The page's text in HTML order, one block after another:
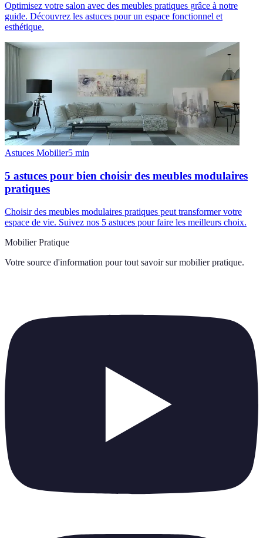
Optimisez votre salon avec des meubles pratiques grâce à notre
guide. Découvrez les astuces pour un espace fonctionnel et
esthétique.
Astuces Mobilier5 min
5 astuces pour bien choisir des meubles modulaires
pratiques
Choisir des meubles modulaires pratiques peut transformer votre
espace de vie. Suivez nos 5 astuces pour faire les meilleurs choix.
Mobilier Pratique
Votre source d'information pour tout savoir sur mobilier pratique.